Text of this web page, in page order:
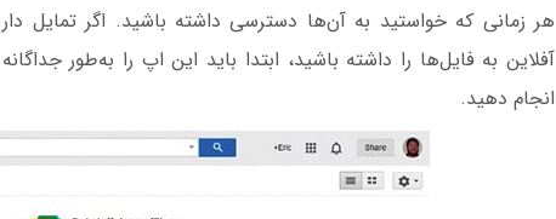
هر زمانی که خواستید به آن‌ها دسترسی داشته باشید. اگر تمایل
آفلاین به فایل‌ها را داشته باشید، ابتدا باید این اپ را به‌طور
انجام دهید.